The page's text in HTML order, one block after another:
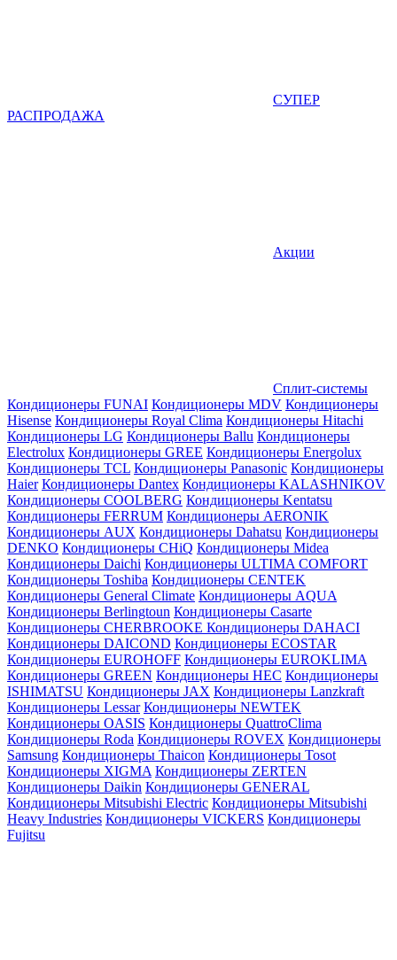
СУПЕР
РАСПРОДАЖА
Акции
Сплит-системы
Кондиционеры FUNAI Кондиционеры MDV Кондиционеры
Hisense Кондиционеры Royal Clima Кондиционеры Hitachi
Кондиционеры LG Кондиционеры Ballu Кондиционеры
Electrolux Кондиционеры GREE Кондиционеры Energolux
Кондиционеры TCL Кондиционеры Panasonic Кондиционеры
Haier Кондиционеры Dantex Кондиционеры KALASHNIKOV
Кондиционеры СOOLBERG Кондиционеры Kentatsu
Кондиционеры FERRUM Кондиционеры AERONIK
Кондиционеры AUX Кондиционеры Dahatsu Кондиционеры
DENKO Кондиционеры CHiQ Кондиционеры Midea
Кондиционеры Daichi Кондиционеры ULTIMA COMFORT
Кондиционеры Toshiba Кондиционеры CENTEK
Кондиционеры General Climate Кондиционеры AQUA
Кондиционеры Berlingtoun Кондиционеры Casarte
Кондиционеры CHERBROOKE Кондиционеры DAHACI
Кондиционеры DAICOND Кондиционеры ECOSTAR
Кондиционеры EUROHOFF Кондиционеры EUROKLIMA
Кондиционеры GREEN Кондиционеры HEC Кондиционеры
ISHIMATSU Кондиционеры JAX Кондиционеры Lanzkraft
Кондиционеры Lessar Кондиционеры NEWTEK
Кондиционеры OASIS Кондиционеры QuattroClima
Кондиционеры Roda Кондиционеры ROVEX Кондиционеры
Samsung Кондиционеры Thaicon Кондиционеры Tosot
Кондиционеры XIGMA Кондиционеры ZERTEN
Кондиционеры Daikin Кондиционеры GENERAL
Кондиционеры Mitsubishi Electric Кондиционеры Mitsubishi
Heavy Industries Кондиционеры VICKERS Кондиционеры
Fujitsu